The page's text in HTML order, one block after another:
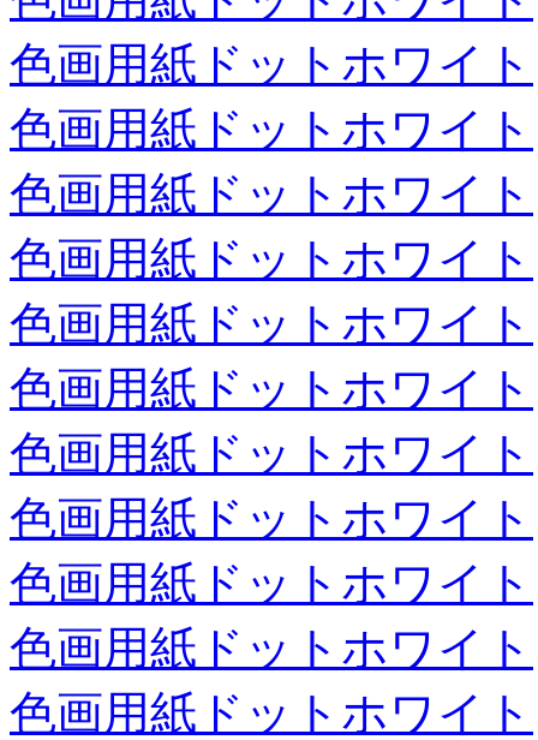
色画用紙ドットホワイト
色画用紙ドットホワイト
色画用紙ドットホワイト
色画用紙ドットホワイト
色画用紙ドットホワイト
色画用紙ドットホワイト
色画用紙ドットホワイト
色画用紙ドットホワイト
色画用紙ドットホワイト
色画用紙ドットホワイト
色画用紙ドットホワイト